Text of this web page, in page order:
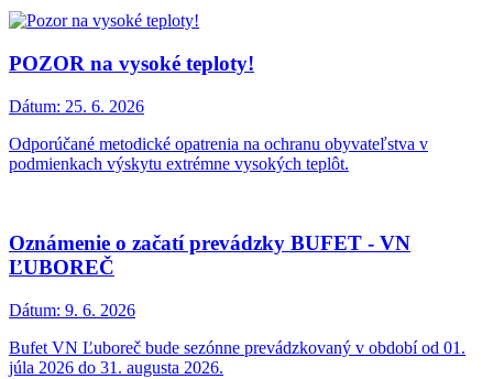
POZOR na vysoké teploty!
Dátum: 25. 6. 2026
Odporúčané metodické opatrenia na ochranu obyvateľstva v
podmienkach výskytu extrémne vysokých teplôt.
Oznámenie o začatí prevádzky BUFET - VN
ĽUBOREČ
Dátum: 9. 6. 2026
Bufet VN Ľuboreč bude sezónne prevádzkovaný v období od 01.
júla 2026 do 31. augusta 2026.